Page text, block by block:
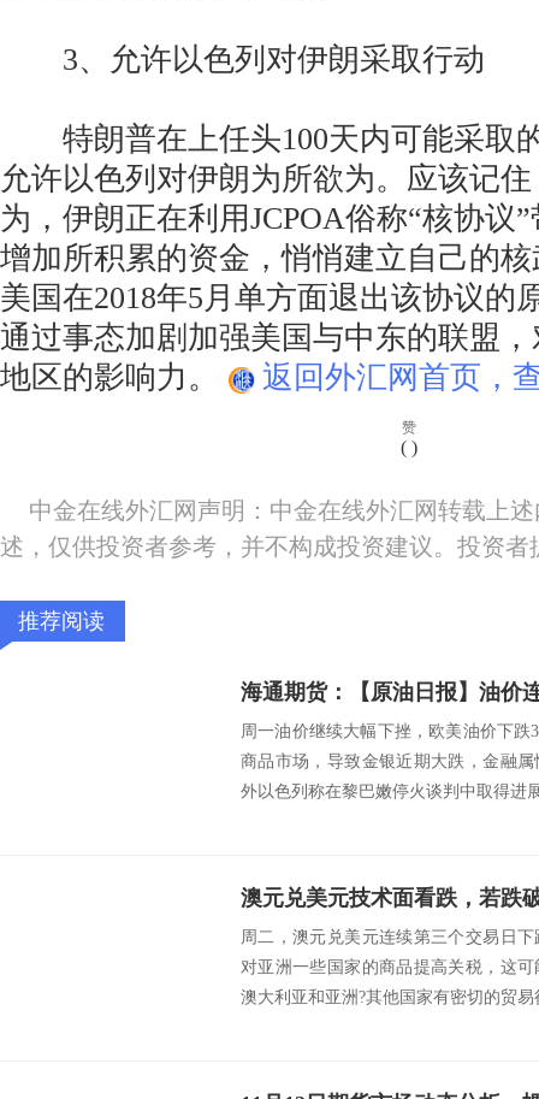
3、允许以色列对伊朗采取行动
特朗普在上任头100天内可能采取
允许以色列对伊朗为所欲为。应该记
为，伊朗正在利用JCPOA俗称“核协议
增加所积累的资金，悄悄建立自己的
美国在2018年5月单方面退出该协议的
通过事态加剧加强美国与中东的联盟
地区的影响力。
返回外汇网首页，
赞
( )
中金在线外汇网声明：中金在线外汇网转载上
述，仅供投资者参考，并不构成投资建议。投资
推荐阅读
海通期货：【原油日报】油价
周一油价继续大幅下挫，欧美油价下
商品市场，导致金银近期大跌，金融
外以色列称在黎巴嫩停火谈判中取得进
澳元兑美元技术面看跌，若跌
周二，澳元兑美元连续第三个交易日
对亚洲一些国家的商品提高关税，这
澳大利亚和亚洲?其他国家有密切的贸易